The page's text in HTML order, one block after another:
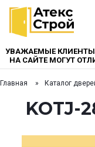
УВАЖАЕМЫЕ
НА САЙТЕ МОГУТ
Главная Каталог
KOTJ-